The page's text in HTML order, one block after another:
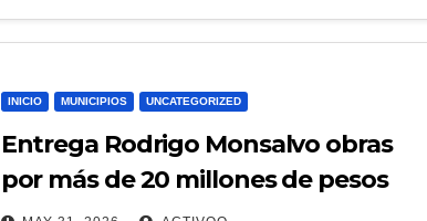
INICIO MUNICIPIOS UNCATEGORIZED
Entrega Rodrigo Monsalvo obras
por más de 20 millones de pesos